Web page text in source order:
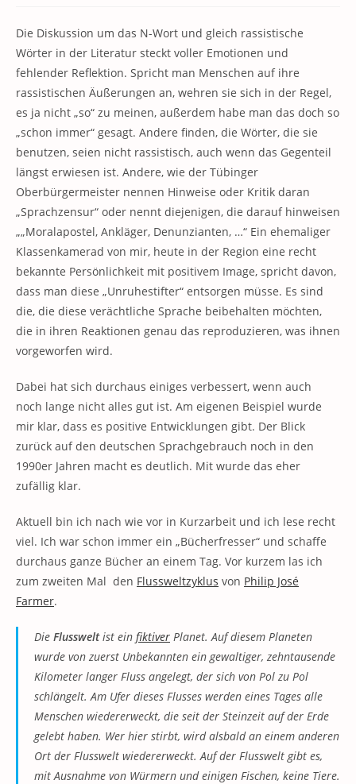
Die Diskussion um das N-Wort und gleich rassistische
Wörter in der Literatur steckt voller Emotionen und
fehlender Reflektion. Spricht man Menschen auf ihre
rassistischen Äußerungen an, wehren sie sich in der Regel,
es ja nicht „so“ zu meinen, außerdem habe man das doch so
„schon immer“ gesagt. Andere finden, die Wörter, die sie
benutzen, seien nicht rassistisch, auch wenn das Gegenteil
längst erwiesen ist. Andere, wie der Tübinger
Oberbürgermeister nennen Hinweise oder Kritik daran
„Sprachzensur“ oder nennt diejenigen, die darauf hinweisen
„„Moralapostel, Ankläger, Denunzianten, …“ Ein ehemaliger
Klassenkamerad von mir, heute in der Region eine recht
bekannte Persönlichkeit mit positivem Image, spricht davon,
dass man diese „Unruhestifter“ entsorgen müsse. Es sind
die, die diese verächtliche Sprache beibehalten möchten,
die in ihren Reaktionen genau das reproduzieren, was ihnen
vorgeworfen wird.
Dabei hat sich durchaus einiges verbessert, wenn auch
noch lange nicht alles gut ist. Am eigenen Beispiel wurde
mir klar, dass es positive Entwicklungen gibt. Der Blick
zurück auf den deutschen Sprachgebrauch noch in den
1990er Jahren macht es deutlich. Mit wurde das eher
zufällig klar.
Aktuell bin ich nach wie vor in Kurzarbeit und ich lese recht
viel. Ich war schon immer ein „Bücherfresser“ und schaffe
durchaus ganze Bücher an einem Tag. Vor kurzem las ich
zum zweiten Mal den Flussweltzyklus von Philip José
Farmer.
Die Flussweltist ein fiktiver Planet. Auf diesem Planeten
wurde von zuerst Unbekannten ein gewaltiger, zehntausende
Kilometer langer Fluss angelegt, der sich von Pol zu Pol
schlängelt. Am Ufer dieses Flusses werden eines Tages alle
Menschen wiedererweckt, die seit der Steinzeit auf der Erde
gelebt haben. Wer hier stirbt, wird alsbald an einem anderen
Ort der Flusswelt wiedererweckt. Auf der Flusswelt gibt es,
mit Ausnahme von Würmern und einigen Fischen, keine Tiere.